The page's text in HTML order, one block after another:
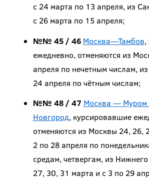
с 24 марта по 13 апреля, из
с 26 марта по 15 апреля;
№№ 45 / 46 Москва—Тамбов,
ежедневно, отменяются из
апреля по нечетным числам,
24 апреля по чётным числам;
№№ 48 / 47 Москва —
Новгород, курсировавшие
отменяются из Москвы 24, 26,
2 по 28 апреля по
средам, четвергам, из
27, 30, 31 марта и с 3 по 29